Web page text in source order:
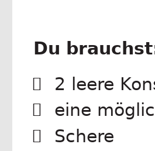
Du
2 leere
eine
Schere